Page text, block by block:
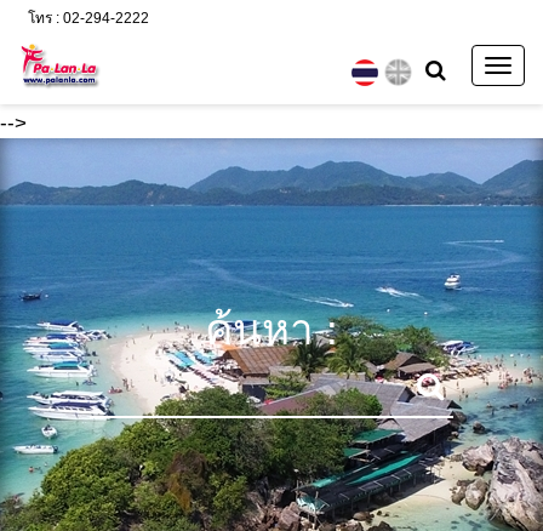
-->
โทร : 02-294-2222
ค้นหา :